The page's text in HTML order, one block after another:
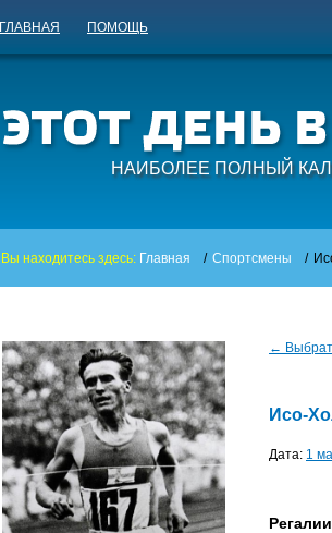
ГЛАВНАЯ ПОМОЩЬ
НАИБОЛЕЕ ПОЛНЫЙ
Вы находитесь здесь: Главная / Спортсмены /
←
Исо-
Дата: 1